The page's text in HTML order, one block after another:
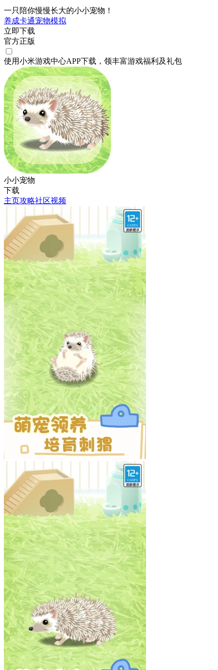
一只陪你慢慢长大的小小宠物！
养成卡通宠物模拟
立即下载
官方正版
使用小米游戏中心APP下载 ，领丰富游戏福利 及礼包
小小宠物
下载
主页攻略社区视频